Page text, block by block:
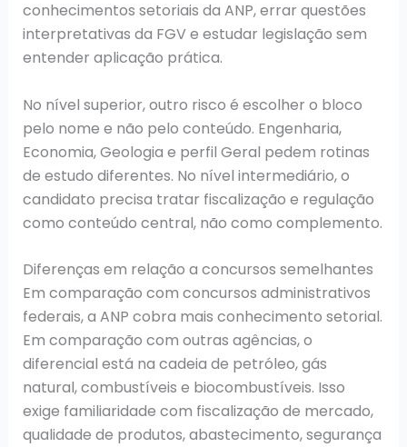
conhecimentos setoriais da ANP, errar questões
interpretativas da FGV e estudar legislação sem
entender aplicação prática.
No nível superior, outro risco é escolher o bloco
pelo nome e não pelo conteúdo. Engenharia,
Economia, Geologia e perfil Geral pedem rotinas
de estudo diferentes. No nível intermediário, o
candidato precisa tratar fiscalização e regulação
como conteúdo central, não como complemento.
Diferenças em relação a concursos semelhantes
Em comparação com concursos administrativos
federais, a ANP cobra mais conhecimento setorial.
Em comparação com outras agências, o
diferencial está na cadeia de petróleo, gás
natural, combustíveis e biocombustíveis. Isso
exige familiaridade com fiscalização de mercado,
qualidade de produtos, abastecimento, segurança